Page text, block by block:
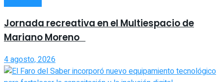
Jornada recreativa en el Multiespacio de
Mariano Moreno
4 agosto, 2026